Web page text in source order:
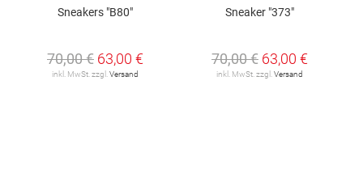
Sneakers "B80"
70,00 € 63,00 €
inkl. MwSt. zzgl. Versand
Sneaker "373"
70,00 € 63,00 €
inkl. MwSt. zzgl. Versand